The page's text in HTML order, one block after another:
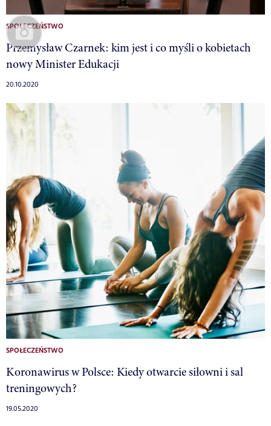
SPOŁECZEŃSTWO
Przemysław Czarnek: kim jest i co myśli o kobietach
nowy Minister Edukacji
20.10.2020
SPOŁECZEŃSTWO
Koronawirus w Polsce: Kiedy otwarcie siłowni i sal
treningowych?
19.05.2020